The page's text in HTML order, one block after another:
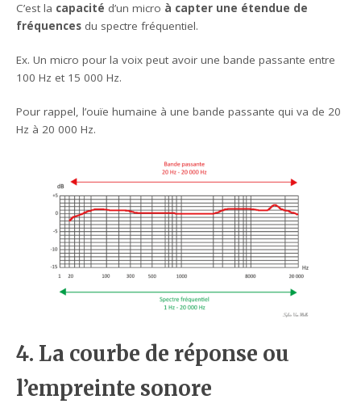
C’est la capacité d’un micro à capter une étendue de
fréquences du spectre fréquentiel.
Ex. Un micro pour la voix peut avoir une bande passante entre
100 Hz et 15 000 Hz.
Pour rappel, l’ouïe humaine à une bande passante qui va de 20
Hz à 20 000 Hz.
4. La courbe de réponse ou
l’empreinte sonore